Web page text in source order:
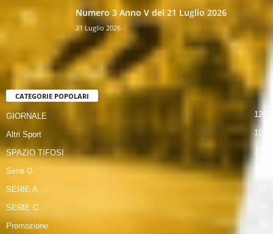
Numero 3 Anno V del 21 Luglio 2026
21 Luglio 2026
CATEGORIE POPOLARI
GIORNALE 120
Altri Sport 107
SPAZIO TIFOSI 104
Serie D
SERIE A
SERIE C
Promozione